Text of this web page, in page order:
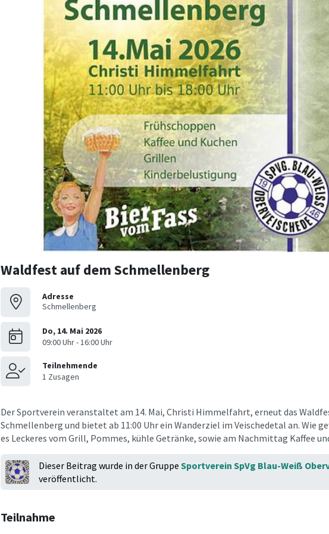
Waldfest auf dem Schmellenberg
Adresse
Schmellenberg
Der Sportverein veranstaltet am 14. Mai, Christi Himmelfahrt, erneut das
Schmellenberg und bietet ab 11:00 Uhr ein Wanderziel im Veischedetal an. Wie
es Leckeres vom Grill, Pommes, kühle Getränke, sowie am Nachmittag Kaffee
Dieser Beitrag wurde in der Gruppe Sportverein SpVg Blau-Weiß
veröffentlicht.